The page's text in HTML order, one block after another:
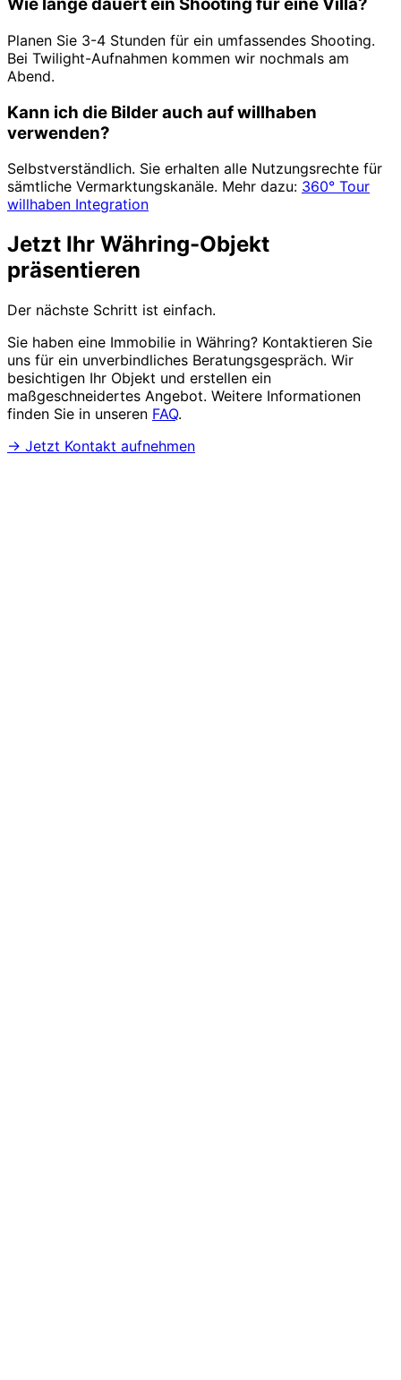
Planen Sie 3-4 Stunden für ein umfassendes Shooting.
Bei Twilight-Aufnahmen kommen wir nochmals am
Abend.
Kann ich die Bilder auch auf willhaben
verwenden?
Selbstverständlich. Sie erhalten alle Nutzungsrechte für
sämtliche Vermarktungskanäle. Mehr dazu: 360° Tour
willhaben Integration
Jetzt Ihr Währing-Objekt
präsentieren
Der nächste Schritt ist einfach.
Sie haben eine Immobilie in Währing? Kontaktieren Sie
uns für ein unverbindliches Beratungsgespräch. Wir
besichtigen Ihr Objekt und erstellen ein
maßgeschneidertes Angebot. Weitere Informationen
finden Sie in unseren FAQ.
→ Jetzt Kontakt aufnehmen